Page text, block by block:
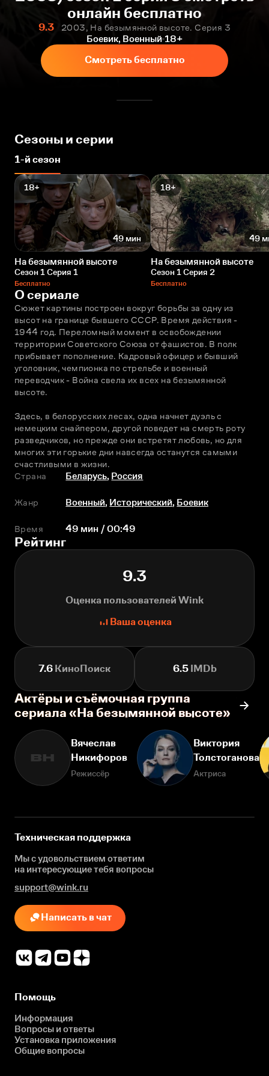
онлайн бесплатно
9.3
2003, На безымянной высоте. Серия 3
Боевик, Военный 18+
Смотреть бесплатно
Сезоны и серии
1-й сезон
18+
49 мин
На безымянной высоте
Сезон 1 Серия 1
Бесплатно
18+
49
На безымянной высоте
Сезон 1 Серия 2
Бесплатно
О сериале
Сюжет картины построен вокруг борьбы за одну из
высот на границе бывшего СССР. Время действия -
1944 год. Переломный момент в освобождении
территории Советского Союза от фашистов. В полк
прибывает пополнение. Кадровый офицер и бывший
уголовник, чемпионка по стрельбе и военный
переводчик - Война свела их всех на безымянной
высоте.
Здесь, в белорусских лесах, одна начнет дуэль с
немецким снайпером, другой поведет на смерть роту
разведчиков, но прежде они встретят любовь, но для
многих эти горькие дни навсегда останутся самыми
счастливыми в жизни.
Страна
Беларусь, Россия
Жанр Военный, Исторический, Боевик
Время 49 мин / 00:49
Рейтинг
9.3
Оценка пользователей Wink
Ваша оценка
7.6 КиноПоиск 6.5IMDb
Актёры и съёмочная группа
сериала «На безымянной высоте»
ВН
Вячеслав
Никифоров
Режиссёр
Виктория
Толстоганова
Актриса
Техническая поддержка
Мы с удовольствием ответим
на интересующиетебя вопросы
support@wink.ru
Написать в чат
Помощь
Информация
Вопросы и ответы
Установка приложения
Общие вопросы